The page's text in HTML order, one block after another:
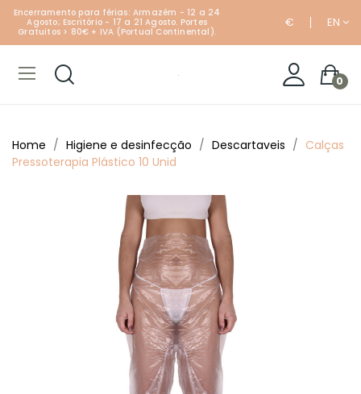
Encerramento para férias: Armazém - 12 a 24
Agosto; Escritório - 17 a 21 Agosto. Portes
Gratuitos > 80€ + IVA (Portual Continental).
€ EN
0
Home Higiene e desinfecção Descartaveis
Calças
Pressoterapia Plástico 10 Unid